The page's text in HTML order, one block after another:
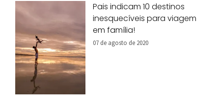
Pais indicam 10 destinos
inesquecíveis para viagem
em família!
07 de agosto de 2020